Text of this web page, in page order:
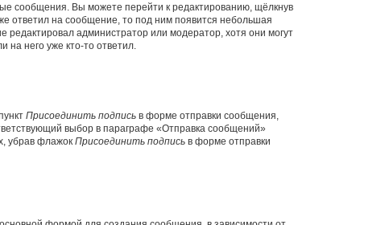
сообщения. Вы можете перейти к редактированию, щёлкнув
ответил на сообщение, то под ним появится небольшая
редактировал администратор или модератор, хотя они могут
него уже кто-то ответил.
Присоединить подпись в форме отправки сообщения,
выбор в параграфе «Отправка сообщений»
убрав флажок Присоединить подпись в форме отправки